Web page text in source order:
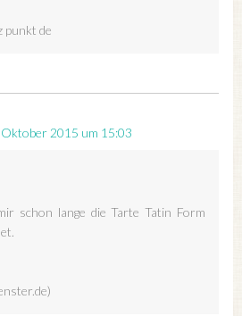
punkt de
2015 um 15:03
schon lange die Tarte Tatin Form